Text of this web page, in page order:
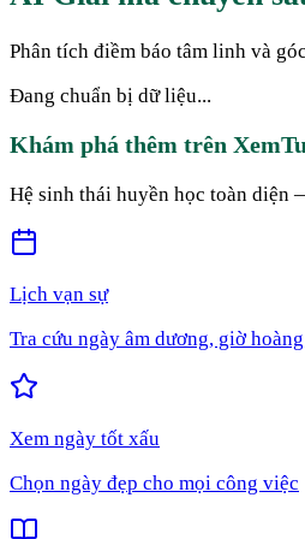
Phân tích điềm báo tâm linh và
Đang chuẩn bị dữ liệu...
Khám phá thêm trên
Hệ sinh thái huyền học toàn
Lịch vạn sự
Tra cứu ngày âm dương, giờ
Xem ngày tốt xấu
Chọn ngày đẹp cho mọi công việc